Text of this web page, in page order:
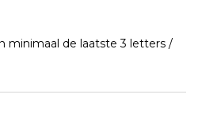
minimaal de laatste 3 letters /